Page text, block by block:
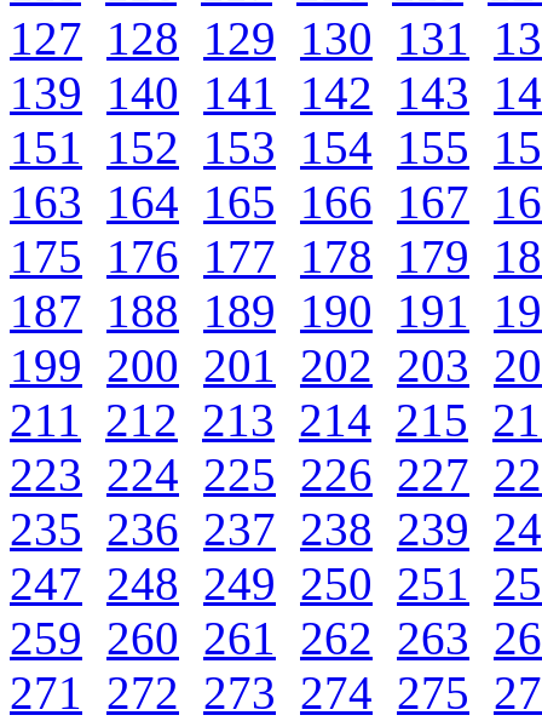
127 128 129 130 131
139 140 141 142 143
151
152 153 154 155
163 164 165 166 167
175 176 177 178 179
187 188 189 190 191
199 200 201 202 203
211 212 213 214 215
223 224 225 226 227
235 236 237 238 239
247 248 249 250 251
259 260 261 262 263
271 272 273 274 275